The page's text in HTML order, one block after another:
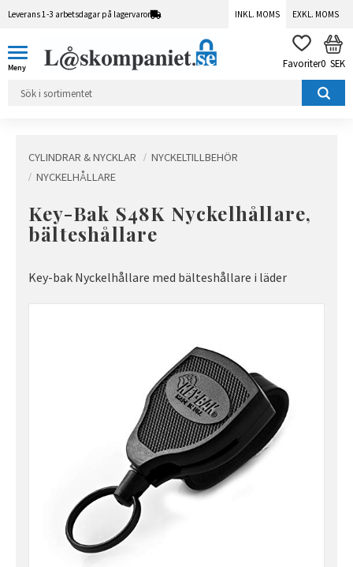
Leverans 1-3 arbetsdagar på lagervaror INKL. MOMS EXKL. MOMS
FAVORITER
0 SEK
CYLINDRAR & NYCKLAR
NYCKELTILLBEHÖR
NYCKELHÅLLARE
Key-Bak S48K Nyckelhållare,
bälteshållare
Key-bak Nyckelhållare med bälteshållare i läder